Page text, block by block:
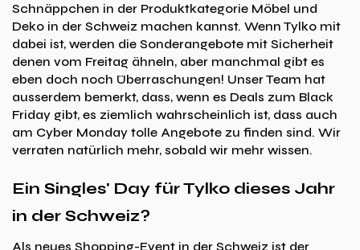
Schnäppchen in der Produktkategorie Möbel und
Deko in der Schweiz machen kannst. Wenn Tylko mit
dabei ist, werden die Sonderangebote mit Sicherheit
denen vom Freitag ähneln, aber manchmal gibt es
eben doch noch Überraschungen! Unser Team hat
ausserdem bemerkt, dass, wenn es Deals zum Black
Friday gibt, es ziemlich wahrscheinlich ist, dass auch
am Cyber Monday tolle Angebote zu finden sind. Wir
verraten natürlich mehr, sobald wir mehr wissen.
Ein Singles' Day für Tylko dieses Jahr
in der Schweiz?
Als neues Shopping-Event in der Schweiz ist der